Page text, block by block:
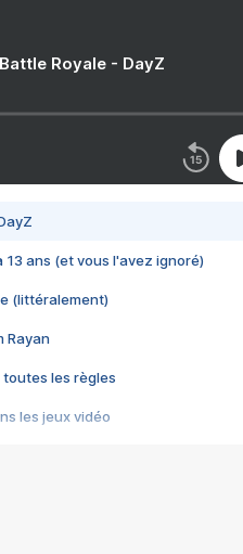
Royale - DayZ
13 ans (et vous l'avez ignoré)
(littéralement)
Rayan
toutes les règles
les jeux vidéo